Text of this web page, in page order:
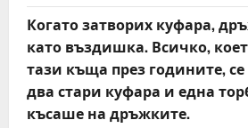
Когато затворих куфара,
като въздишка. Всичко,
тази къща през годините,
два стари куфара и една
късаше на дръжките.